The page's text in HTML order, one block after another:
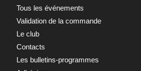
Tous les événements
Validation de la commande
Le club
Contacts
Les bulletins-programmes